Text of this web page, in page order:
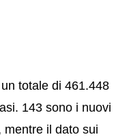
totale di 461.448
143 sono i nuovi
mentre il dato sui